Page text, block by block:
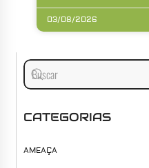
03/08/2026
CATEGORIAS
AMEAÇA